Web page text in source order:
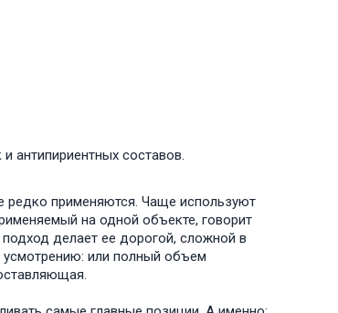
антипириентных составов.
редко применяются. Чаще используют
на одной объекте, говорит
делает ее дорогой, сложной в
или полный объем